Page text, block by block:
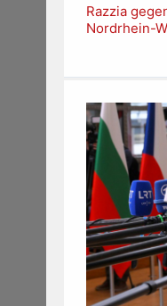
Razzia
Nordrhein-